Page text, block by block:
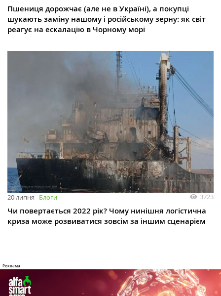
Пшениця дорожчає (але не в Україні), а покупці
шукають заміну нашому і російському зерну: як світ
реагує на ескалацію в Чорному морі
20 липня Блоги 3723
Чи повертається 2022 рік? Чому нинішня логістична
криза може розвиватися зовсім за іншим сценарієм